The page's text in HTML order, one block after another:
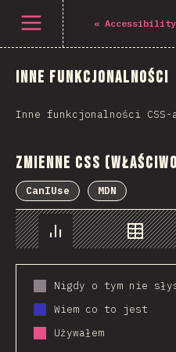
Open menu « Accessibility
Inne funkcjonalności
Inne funkcjonalności CSS-
Zmienne CSS
CanIUse MDN
Chart Data
Nigdy o tym nie
Wiem co to jest
Używałem